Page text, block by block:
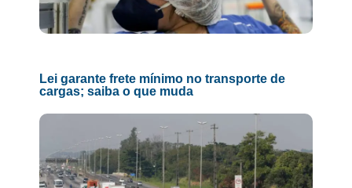
Lei garante frete mínimo no transporte de
cargas; saiba o que muda